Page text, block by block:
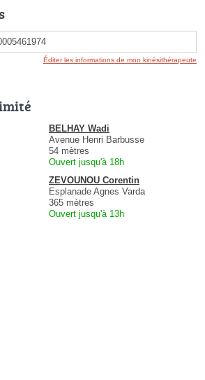
Éditer les informations de mon kinésithérapeute
BELHAY Wadi
Avenue Henri Barbusse
54 mètres
Ouvert jusqu'à 18h
ZEVOUNOU Corentin
Esplanade Agnes Varda
365 mètres
Ouvert jusqu'à 13h